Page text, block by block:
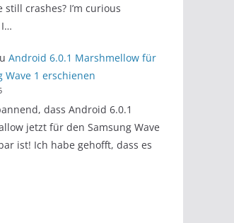
still crashes? I’m curious
I…
Android 6.0.1 Marshmellow für
Wave 1 erschienen
dass Android 6.0.1
jetzt für den Samsung Wave
ist! Ich habe gehofft, dass es